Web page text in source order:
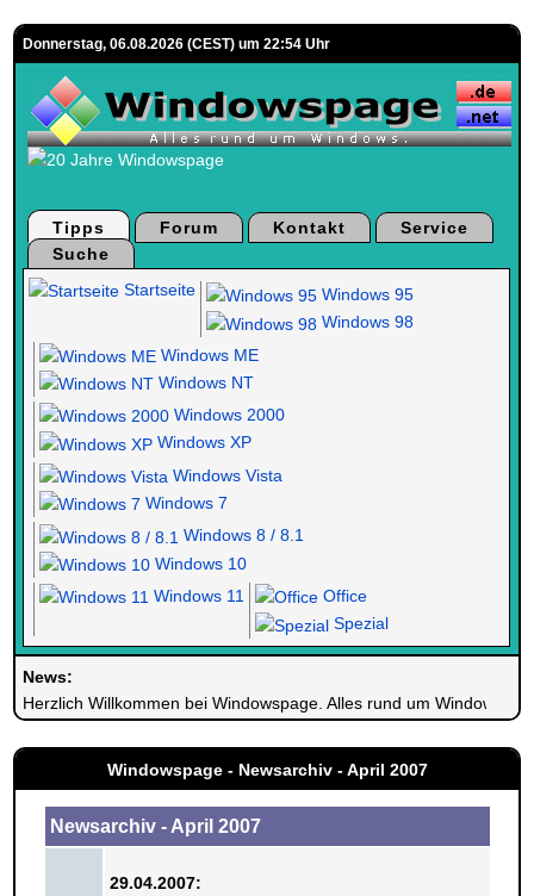
Donnerstag, 06.08.2026 (CEST) um 22:54 Uhr
Tipps Forum Kontakt
Service
Suche
Startseite
Windows 95
Windows 98
Windows ME
Windows NT
Windows 2000
Windows XP
Windows Vista
Windows 7
Windows 8 / 8.1
Windows 10
Windows 11
Office
Spezial
News:
Herzlich Willkommen bei Windowspage. Alles rund um Windows.
Windowspage - Newsarchiv - April 2007
Newsarchiv - April 2007
29.04.2007: